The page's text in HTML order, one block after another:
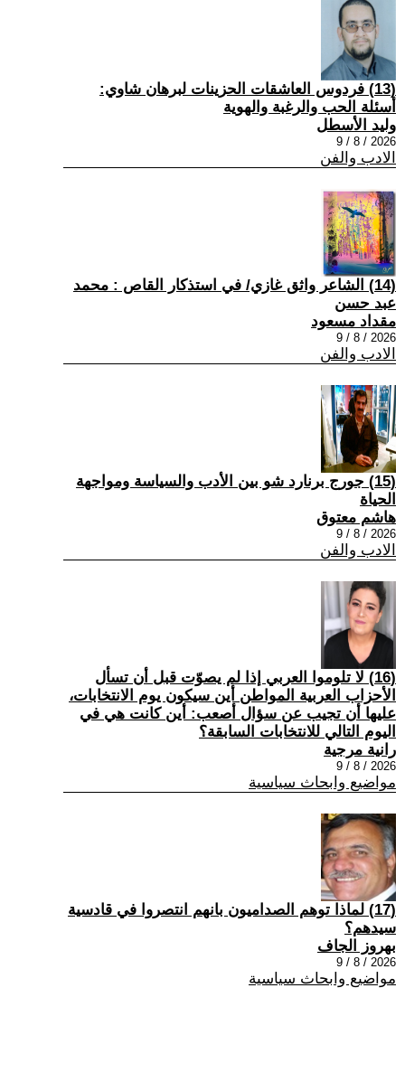
(13) فردوس العاشقات الحزينات لبرهان شاوي:
أسئلة الحب والرغبة والهوية
وليد الأسطل
2026 / 8 / 9
الادب والفن
(14) الشاعر واثق غازي/ في استذكار القاص : محمد
عبد حسن
مقداد مسعود
2026 / 8 / 9
الادب والفن
(15) جورج برنارد شو بين الأدب والسياسة ومواجهة
الحياة
هاشم معتوق
2026 / 8 / 9
الادب والفن
(16) لا تلوموا العربي إذا لم يصوّت قبل أن تسأل
الأحزاب العربية المواطن أين سيكون يوم الانتخابات،
عليها أن تجيب عن سؤال أصعب: أين كانت هي في
اليوم التالي للانتخابات السابقة؟
رانية مرجية
2026 / 8 / 9
مواضيع وابحاث سياسية
(17) ‏لماذا توهم الصداميون بانهم انتصروا في قادسية
سيدهم؟
بهروز الجاف
2026 / 8 / 9
مواضيع وابحاث سياسية